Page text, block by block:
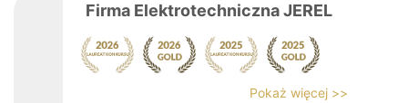
Firma Elektrotechniczna JEREL
Pokaż więcej >>